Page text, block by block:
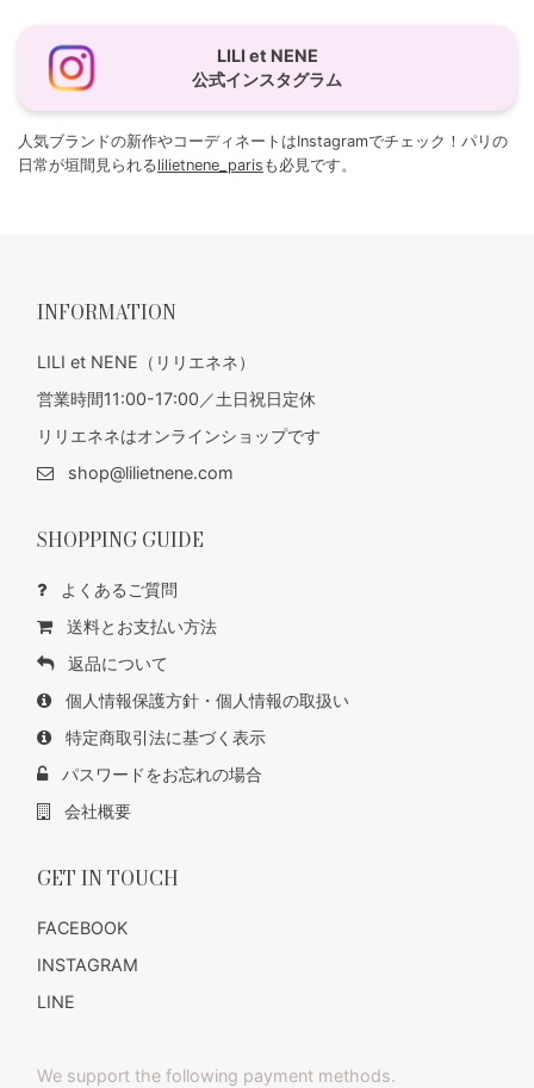
LILI et NENE
公式インスタグラム
人気ブランドの新作やコーディネートはInstagramでチェック！パリの
日常が垣間見られるlilietnene_paris も必見です。
INFORMATION
LILI et NENE（リリエネネ）
営業時間11:00-17:00／土日祝日定休
リリエネネはオンラインショップです
shop@lilietnene.com
SHOPPING GUIDE
よくあるご質問
送料とお支払い方法
返品について
個人情報保護方針・個人情報の取扱い
特定商取引法に基づく表示
パスワードをお忘れの場合
会社概要
GET IN TOUCH
FACEBOOK
INSTAGRAM
LINE
We support the following payment methods.